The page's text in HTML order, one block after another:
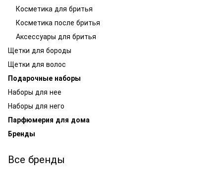
Косметика для бритья
Косметика после бритья
Аксессуары для бритья
Щетки для бороды
Щетки для волос
Подарочные наборы
Наборы для нее
Наборы для него
Парфюмерия для дома
Бренды
Все бренды